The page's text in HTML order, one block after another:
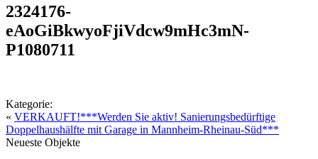
2324176-
eAoGiBkwyoFjiVdcw9mHc3mN-
P1080711
Kategorie:
« VERKAUFT!***Werden Sie aktiv! Sanierungsbedürftige
Doppelhaushälfte mit Garage in Mannheim-Rheinau-Süd***
Neueste Objekte